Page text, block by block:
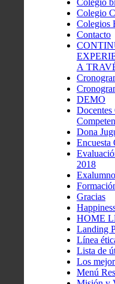
Colegio
Colegio
Colegios
Contacto
A
DEMO
Docentes
Dona
Encuesta
2018
Gracias
HOME
Landing
Línea
Lista de
Los
Menú